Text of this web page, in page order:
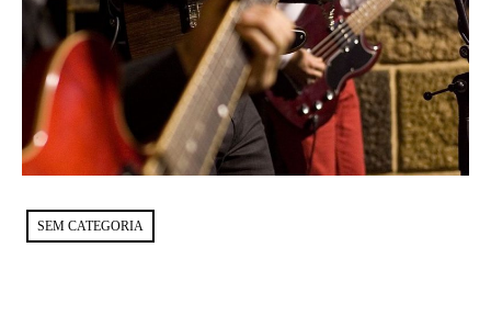
SEM CATEGORIA